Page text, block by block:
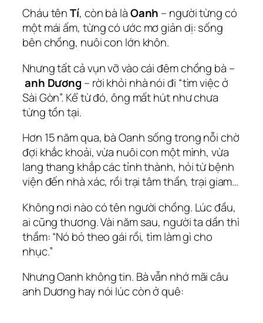
Cháu tênTí, còn bà làOanh – người từng có
một mái ấm, từng có ước mơ giản dị: sống
bên chồng, nuôi con lớn khôn.
Nhưng tất cả vụn vỡ vào cái đêm chồng bà –
anh Dương – rời khỏi nhà nói đi “tìm việc ở
Sài Gòn”. Kể từ đó, ông mất hút như chưa
từng tồn tại.
Hơn 15 năm qua, bà Oanh sống trong nỗi chờ
đợi khắc khoải, vừa nuôi con một mình, vừa
lang thang khắp các tỉnh thành, hỏi từ bệnh
viện đến nhà xác, rồi trại tâm thần, trại giam…
Không nơi nào có tên người chồng. Lúc đầu,
ai cũng thương. Vài năm sau, người ta dần thì
thầm: “Nó bỏ theo gái rồi, tìm làm gì cho
nhục.”
Nhưng Oanh không tin. Bà vẫn nhớ mãi câu
anh Dương hay nói lúc còn ở quê: